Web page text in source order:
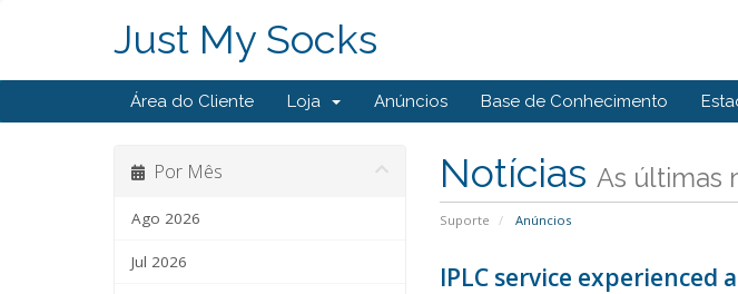
Just My Socks
Área do Cliente Loja Anúncios Base de Conhecimento
Notícias As últimas
Suporte Anúncios
Por Mês
Ago 2026
Jul 2026 IPLC service experienced